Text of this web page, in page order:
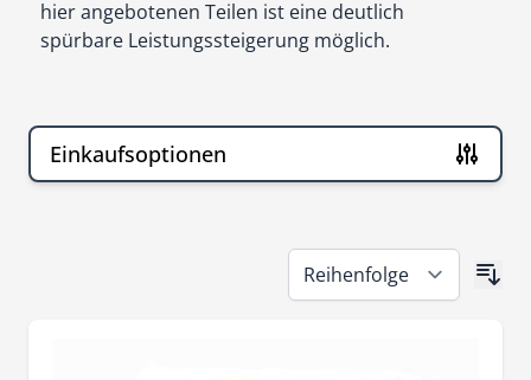
hier angebotenen Teilen ist eine deutlich
spürbare Leistungssteigerung möglich.
Einkaufsoptionen